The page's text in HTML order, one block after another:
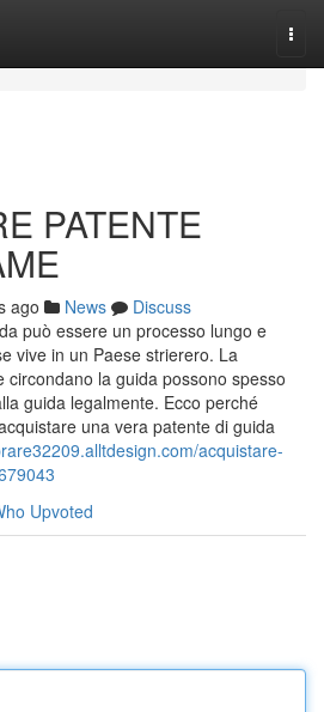
PATENTE
ago News
Discuss
può essere un processo lungo e
vive in un Paese strierero. La
la guida possono spesso
guida legalmente. Ecco perché
una vera patente di guida
acquistare-
Upvoted